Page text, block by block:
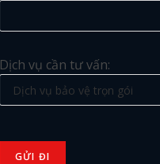
Dịch vụ cần tư vấn: